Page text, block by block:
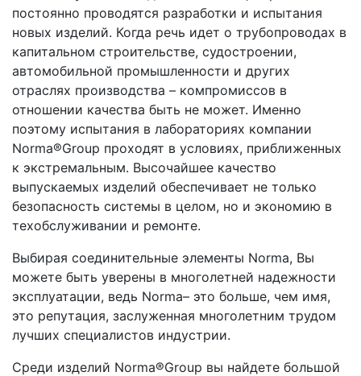
постоянно проводятся разработки и испытания
новых изделий. Когда речь идет о трубопроводах в
капитальном строительстве, судостроении,
автомобильной промышленности и других
отраслях производства – компромиссов в
отношении качества быть не может. Именно
поэтому испытания в лабораториях компании
Norma®Group проходят в условиях, приближенных
к экстремальным. Высочайшее качество
выпускаемых изделий обеспечивает не только
безопасность системы в целом, но и экономию в
техобслуживании и ремонте.
Выбирая соединительные элементы Norma, Вы
можете быть уверены в многолетней надежности
эксплуатации, ведь Norma– это больше, чем имя,
это репутация, заслуженная многолетним трудом
лучших специалистов индустрии.
Среди изделий Norma®Group вы найдете большой